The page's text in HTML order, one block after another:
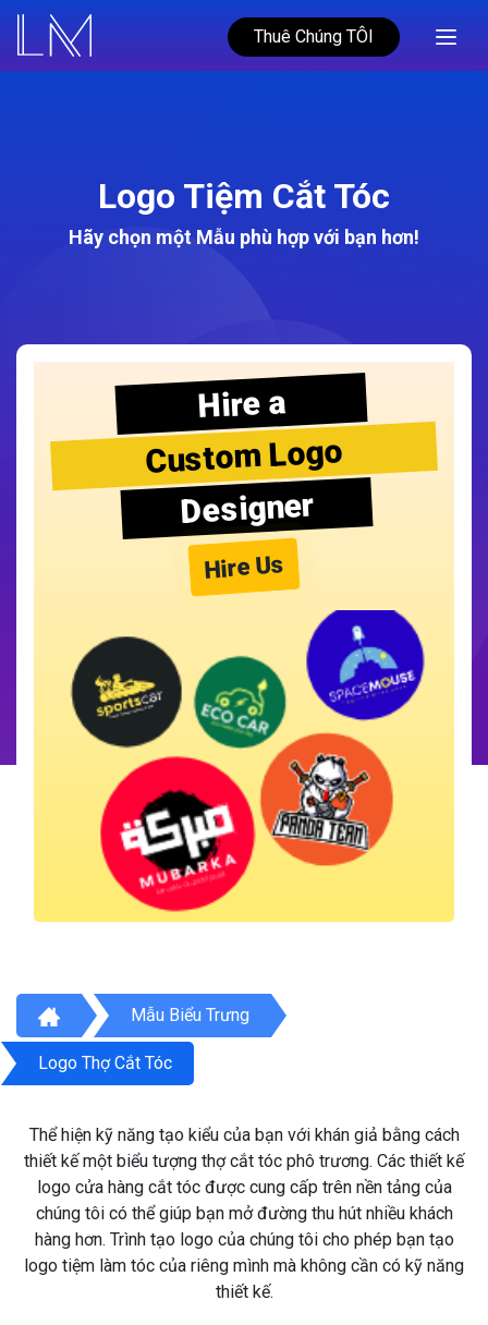
Thuê Chúng TÔI
Logo Tiệm Cắt Tóc
Hãy chọn một Mẫu phù hợp với bạn hơn!
Hire a
Custom Logo
Designer
Hire Us
Mẫu Biểu Trưng
Logo Thợ Cắt Tóc
Thể hiện kỹ năng tạo kiểu của bạn với khán giả bằng cách
thiết kế một biểu tượng thợ cắt tóc phô trương. Các thiết kế
logo cửa hàng cắt tóc được cung cấp trên nền tảng của
chúng tôi có thể giúp bạn mở đường thu hút nhiều khách
hàng hơn. Trình tạo logo của chúng tôi cho phép bạn tạo
logo tiệm làm tóc của riêng mình mà không cần có kỹ năng
thiết kế.